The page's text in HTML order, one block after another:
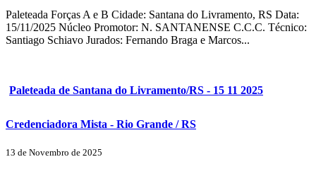
Paleteada Forças A e B Cidade: Santana do Livramento, RS Data:
15/11/2025 Núcleo Promotor: N. SANTANENSE C.C.C. Técnico:
Santiago Schiavo Jurados: Fernando Braga e Marcos...
Paleteada de Santana do Livramento/RS - 15 11 2025
Credenciadora Mista - Rio Grande / RS
13 de Novembro de 2025